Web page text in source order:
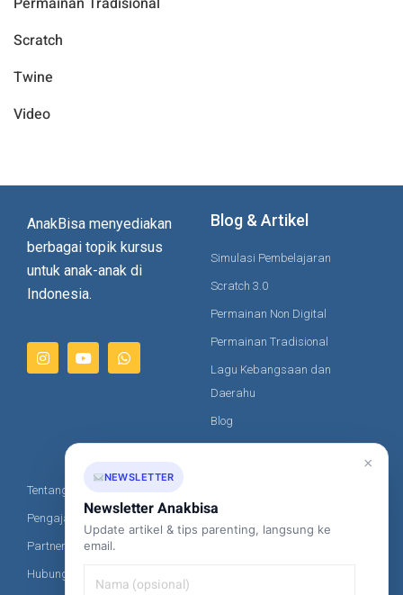
Scratch
Twine
Video
AnakBisa menyediakan
berbagai topik kursus
untuk anak-anak di
Indonesia.
Blog & Artikel
Simulasi Pembelajaran
Scratch 3.0
Permainan Non Digital
Permainan Tradisional
Lagu Kebangsaan dan
Daerahu
Blog
Tentang Kami
Pengajar Kami
Partner
Hubungi Kami
Kontak Kami
×
NEWSLETTER
Newsletter Anakbisa
Update artikel & tips parenting, langsung ke
email.